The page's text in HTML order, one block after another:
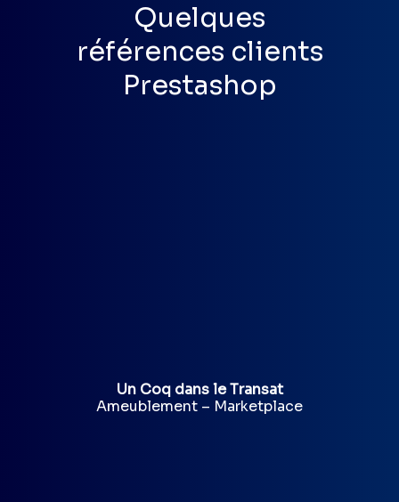
Quelques
références clients
Prestashop
Un Coq dans le Transat
Ameublement – Marketplace